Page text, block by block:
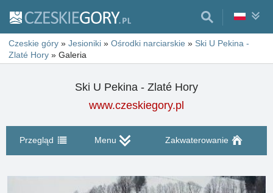
Czeskie góry » Jesioniki » Ośrodki narciarskie » Ski U Pekina -
Zlaté Hory » Galeria
Ski U Pekina - Zlaté Hory
www.czeskiegory.pl
Przegląd Menu Zakwaterowanie